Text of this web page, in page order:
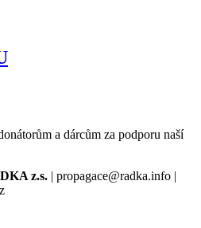
a dárcům za podporu naší
z.s. | propagace@radka.info |